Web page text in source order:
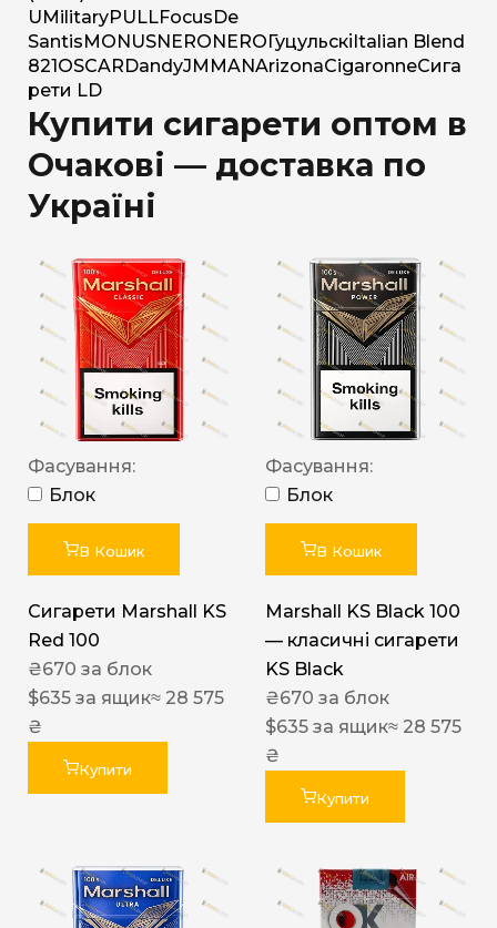
U MilitaryPULLFocus De
Santis MONUSNERO NERO Гуцульскі Italian Blend
821 OSCAR DandyJM MANArizonaCigaronneСига
рети LD
Купити сигарети оптом в
Очакові — доставка по
Україні
Фасування:
Блок
В Кошик
Сигарети Marshall KS
Red 100
₴670 за блок
$635 за ящик≈ 28 575
₴
Купити
Фасування:
Блок
В Кошик
Marshall KS Black 100
— класичні сигарети
KS Black
₴670 за блок
$635 за ящик≈ 28 575
₴
Купити